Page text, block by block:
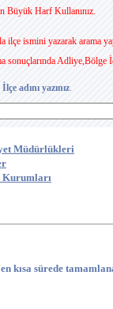
Büyük Harf Kullanınız.
ilçe ismini yazarak arama
sonuçlarında Adliye,Bölge
adını yazınız.
Müdürlükleri
Kurumları
sürede